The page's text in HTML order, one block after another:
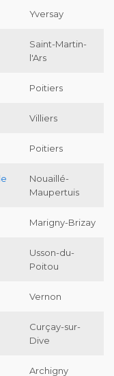
Yversay
Saint-Martin-
l'Ars
Poitiers
Villiers
Poitiers
Nouaillé-
Maupertuis
Marigny-Brizay
Usson-du-
Poitou
Vernon
Curçay-sur-
Dive
Archigny